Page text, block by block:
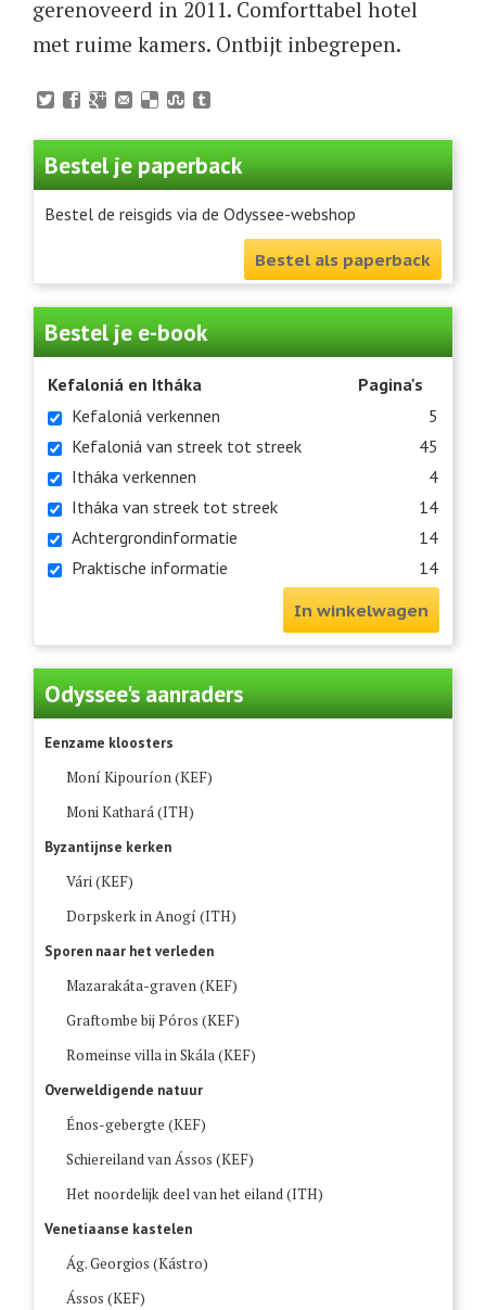
Bestel je paperback
Bestel de reisgids via de Odyssee-webshop
Bestel als paperback
Bestel je e-book
Kefaloniá en Itháka
Pagina's
Kefaloniá verkennen
5
Kefaloniá van streek tot streek
45
Itháka verkennen
4
Itháka van streek tot streek
14
Achtergrondinformatie
14
Praktische informatie
14
In winkelwagen
Odyssee's aanraders
Eenzame kloosters
Moní Kipouríon (KEF)
Moni Kathará (ITH)
Byzantijnse kerken
Vári (KEF)
Dorpskerk in Anogí (ITH)
Sporen naar het verleden
Mazarakáta-graven (KEF)
Graftombe bij Póros (KEF)
Romeinse villa in Skála (KEF)
Overweldigende natuur
Énos-gebergte (KEF)
Schiereiland van Ássos (KEF)
Het noordelijk deel van het eiland (ITH)
Venetiaanse kastelen
Ág. Georgios (Kástro)
Ássos (KEF)
gerenoveerd in 2011. Comforttabel hotel
met ruime kamers. Ontbijt inbegrepen.